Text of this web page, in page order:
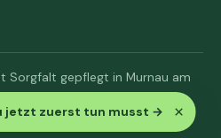
jetzt zuerst tun musst → ×
Sorgfalt gepflegt in Murnau am
AGB